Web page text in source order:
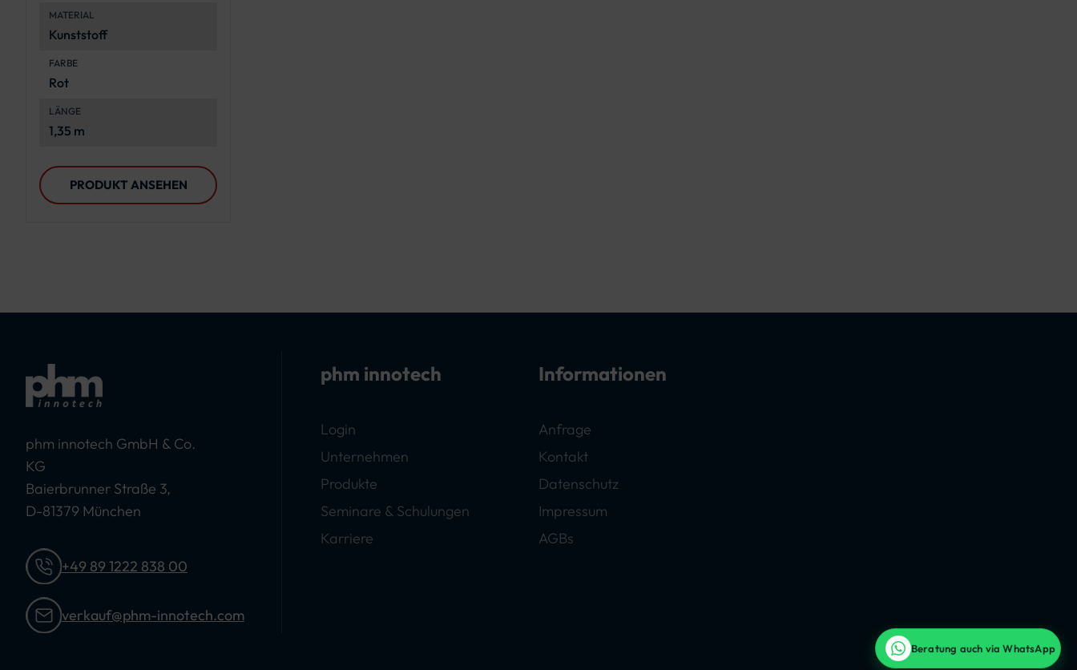
MATERIAL
Kunststoff
FARBE
Rot
LÄNGE
1,35 m
PRODUKT ANSEHEN
phm innotech GmbH & Co.
KG
Baierbrunner Straße 3,
D-81379 München
+49 89 1222 838 00
verkauf@phm-innotech.com
phm innotech
Login
Unternehmen
Produkte
Seminare & Schulungen
Karriere
Informationen
Anfrage
Kontakt
Datenschutz
Impressum
AGBs
Beratung auch via WhatsApp